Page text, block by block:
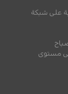
على شبكة
مستوى